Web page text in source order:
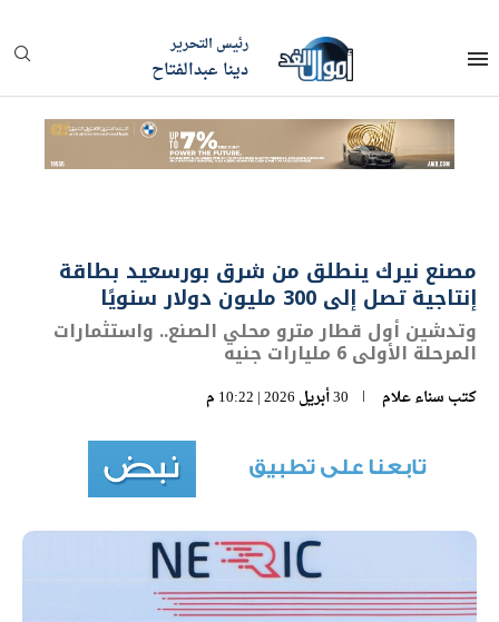
رئيس التحرير
دينا عبدالفتاح
مصنع نيرك ينطلق من شرق بورسعيد بطاقة
إنتاجية تصل إلى 300 مليون دولار سنويًا
وتدشين أول قطار مترو محلي الصنع.. واستثمارات
المرحلة الأولى 6 مليارات جنيه
كتب سناء علام 30 أبريل 2026 | 10:22 م